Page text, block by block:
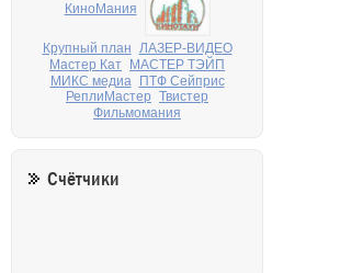
КиноМания
Крупный план ЛАЗЕР-ВИДЕО
Мастер Кат МАСТЕР ТЭЙП
МИКС медиа
ПТФ Сейприс
РеплиМастер Твистер
Фильмомания
Счётчики